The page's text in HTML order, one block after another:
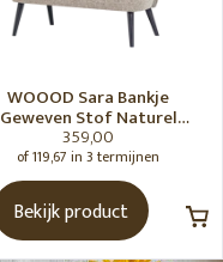
WOOOD Sara Bankje
Geweven Stof Naturel
Melange [Fsc]
359,00
of 119,67 in 3 termijnen
Bekijk product